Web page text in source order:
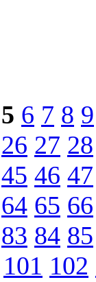
5 6 7 8 9
26 27 28
45 46 47
64 65 66
83 84 85
101 102